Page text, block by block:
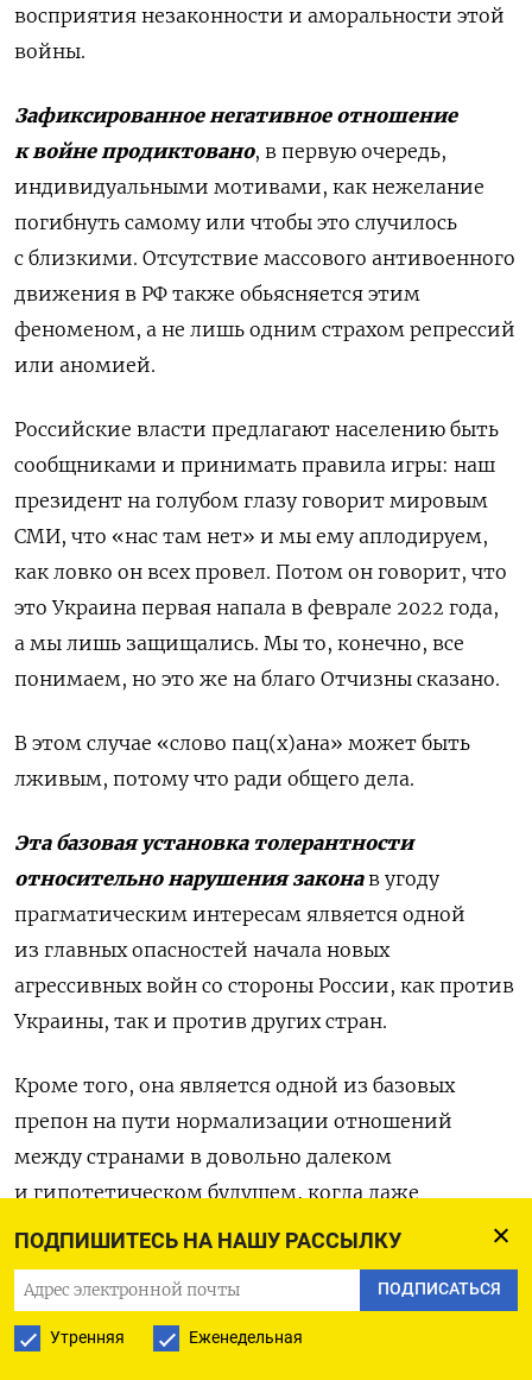
ПОДПИШИТЕСЬ НА НАШУ РАССЫЛКУ
ПОДПИСАТЬСЯ
Утренняя Еженедельная
восприятия незаконности и аморальности этой
войны.
Зафиксированное негативное отношение
к войне продиктовано, в первую очередь,
индивидуальными мотивами, как нежелание
погибнуть самому или чтобы это случилось
с близкими. Отсутствие массового антивоенного
движения в РФ также обьясняется этим
феноменом, а не лишь одним страхом репрессий
или аномией.
Российские власти предлагают населению быть
сообщниками и принимать правила игры: наш
президент на голубом глазу говорит мировым
СМИ, что «нас там нет» и мы ему аплодируем,
как ловко он всех провел. Потом он говорит, что
это Украина первая напала в феврале 2022 года,
а мы лишь защищались. Мы то, конечно, все
понимаем, но это же на благо Отчизны сказано.
В этом случае «слово пац(х)ана» может быть
лживым, потому что ради общего дела.
Эта базовая установка толерантности
относительно нарушения законав угоду
прагматическим интересам ялвяется одной
из главных опасностей начала новых
агрессивных войн со стороны России, как против
Украины, так и против других стран.
Кроме того, она является одной из базовых
препон на пути нормализации отношений
между странами в довольно далеком
и гипотетическом будущем, когда даже
российские политики с искренним желанием
столкнуться с общественным вопросом в ответ:
а что такого было то?